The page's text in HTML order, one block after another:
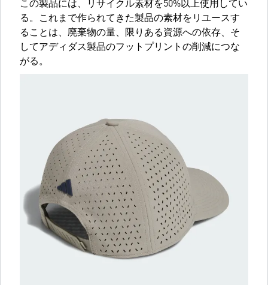
この製品には、リサイクル素材を50%以上使用してい
る。これまで作られてきた製品の素材をリユースす
ることは、廃棄物の量、限りある資源への依存、そ
してアディダス製品のフットプリントの削減につな
がる。